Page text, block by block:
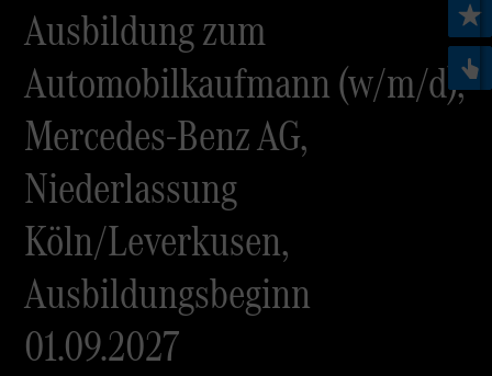
Ausbildung zum
Automobilkaufmann (w/m/d),
Mercedes-Benz AG,
Niederlassung
Köln/Leverkusen,
Ausbildungsbeginn
01.09.2027